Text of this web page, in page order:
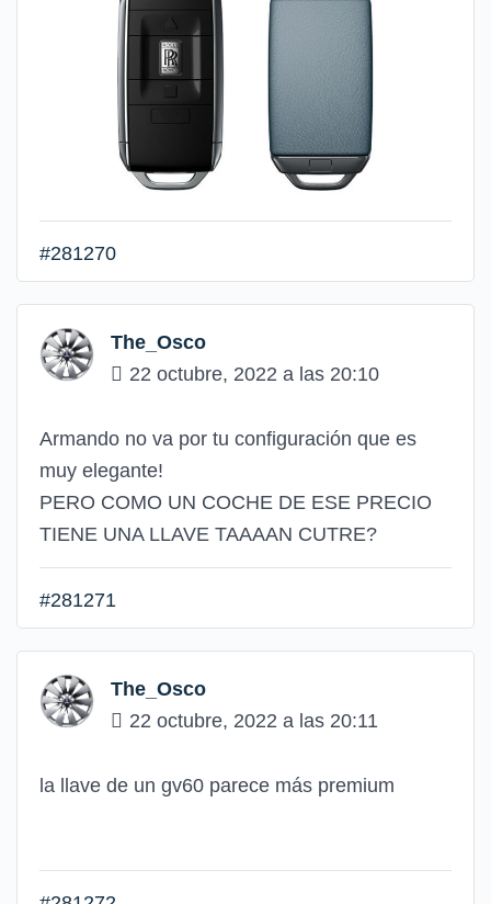
#281270
The_Osco
22 octubre, 2022 a las 20:10
Armando no va por tu configuración que es
muy elegante!
PERO COMO UN COCHE DE ESE PRECIO
TIENE UNA LLAVE TAAAAN CUTRE?
#281271
The_Osco
22 octubre, 2022 a las 20:11
la llave de un gv60 parece más premium